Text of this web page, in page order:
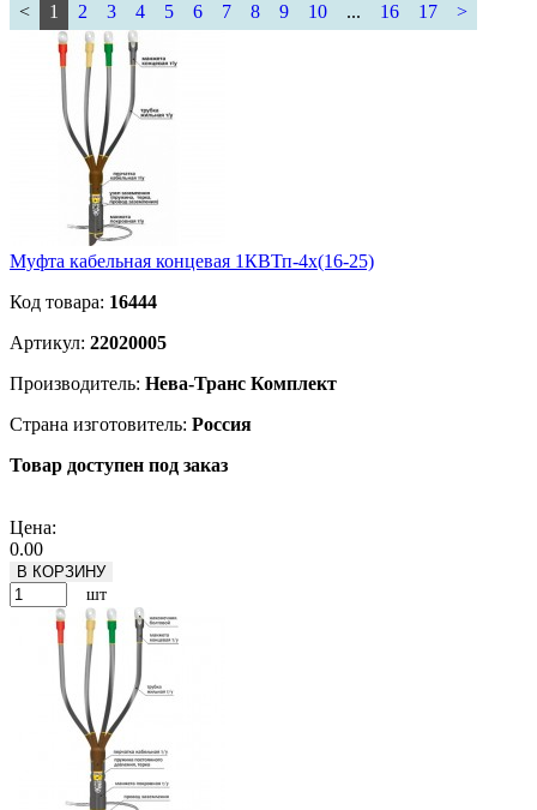
<
1 2 3 4 5 6 7 8 9 10 ... 16 17 >
Муфта кабельная концевая 1КВТп-4х(16-25)
Код товара: 16444
Артикул: 22020005
Производитель: Нева-Транс Комплект
Страна изготовитель: Россия
Товар доступен под заказ
Цена:
0.00
В КОРЗИНУ
шт